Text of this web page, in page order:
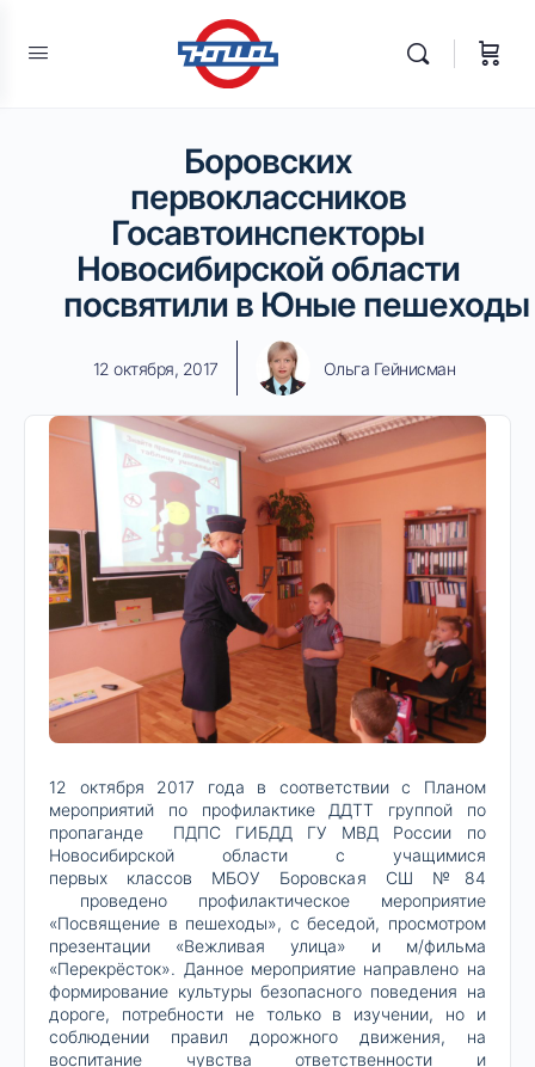
Боровских
первоклассников
Госавтоинспекторы
Новосибирской области
посвятили в Юные пешеходы
12 октября, 2017 Ольга Гейнисман
12 октября 2017 года в соответствии с Планом
мероприятий по профилактике ДДТТ группой по
пропаганде ПДПС ГИБДД ГУ МВД России по
Новосибирской области с учащимися
первых классов МБОУ Боровская СШ №84
проведено профилактическое мероприятие
«Посвящение в пешеходы», с беседой, просмотром
презентации «Вежливая улица» и м/фильма
«Перекрёсток». Данное мероприятие направлено на
формирование культуры безопасного поведения на
дороге, потребности не только в изучении, но и
соблюдении правил дорожного движения, на
воспитание чувства ответственности и